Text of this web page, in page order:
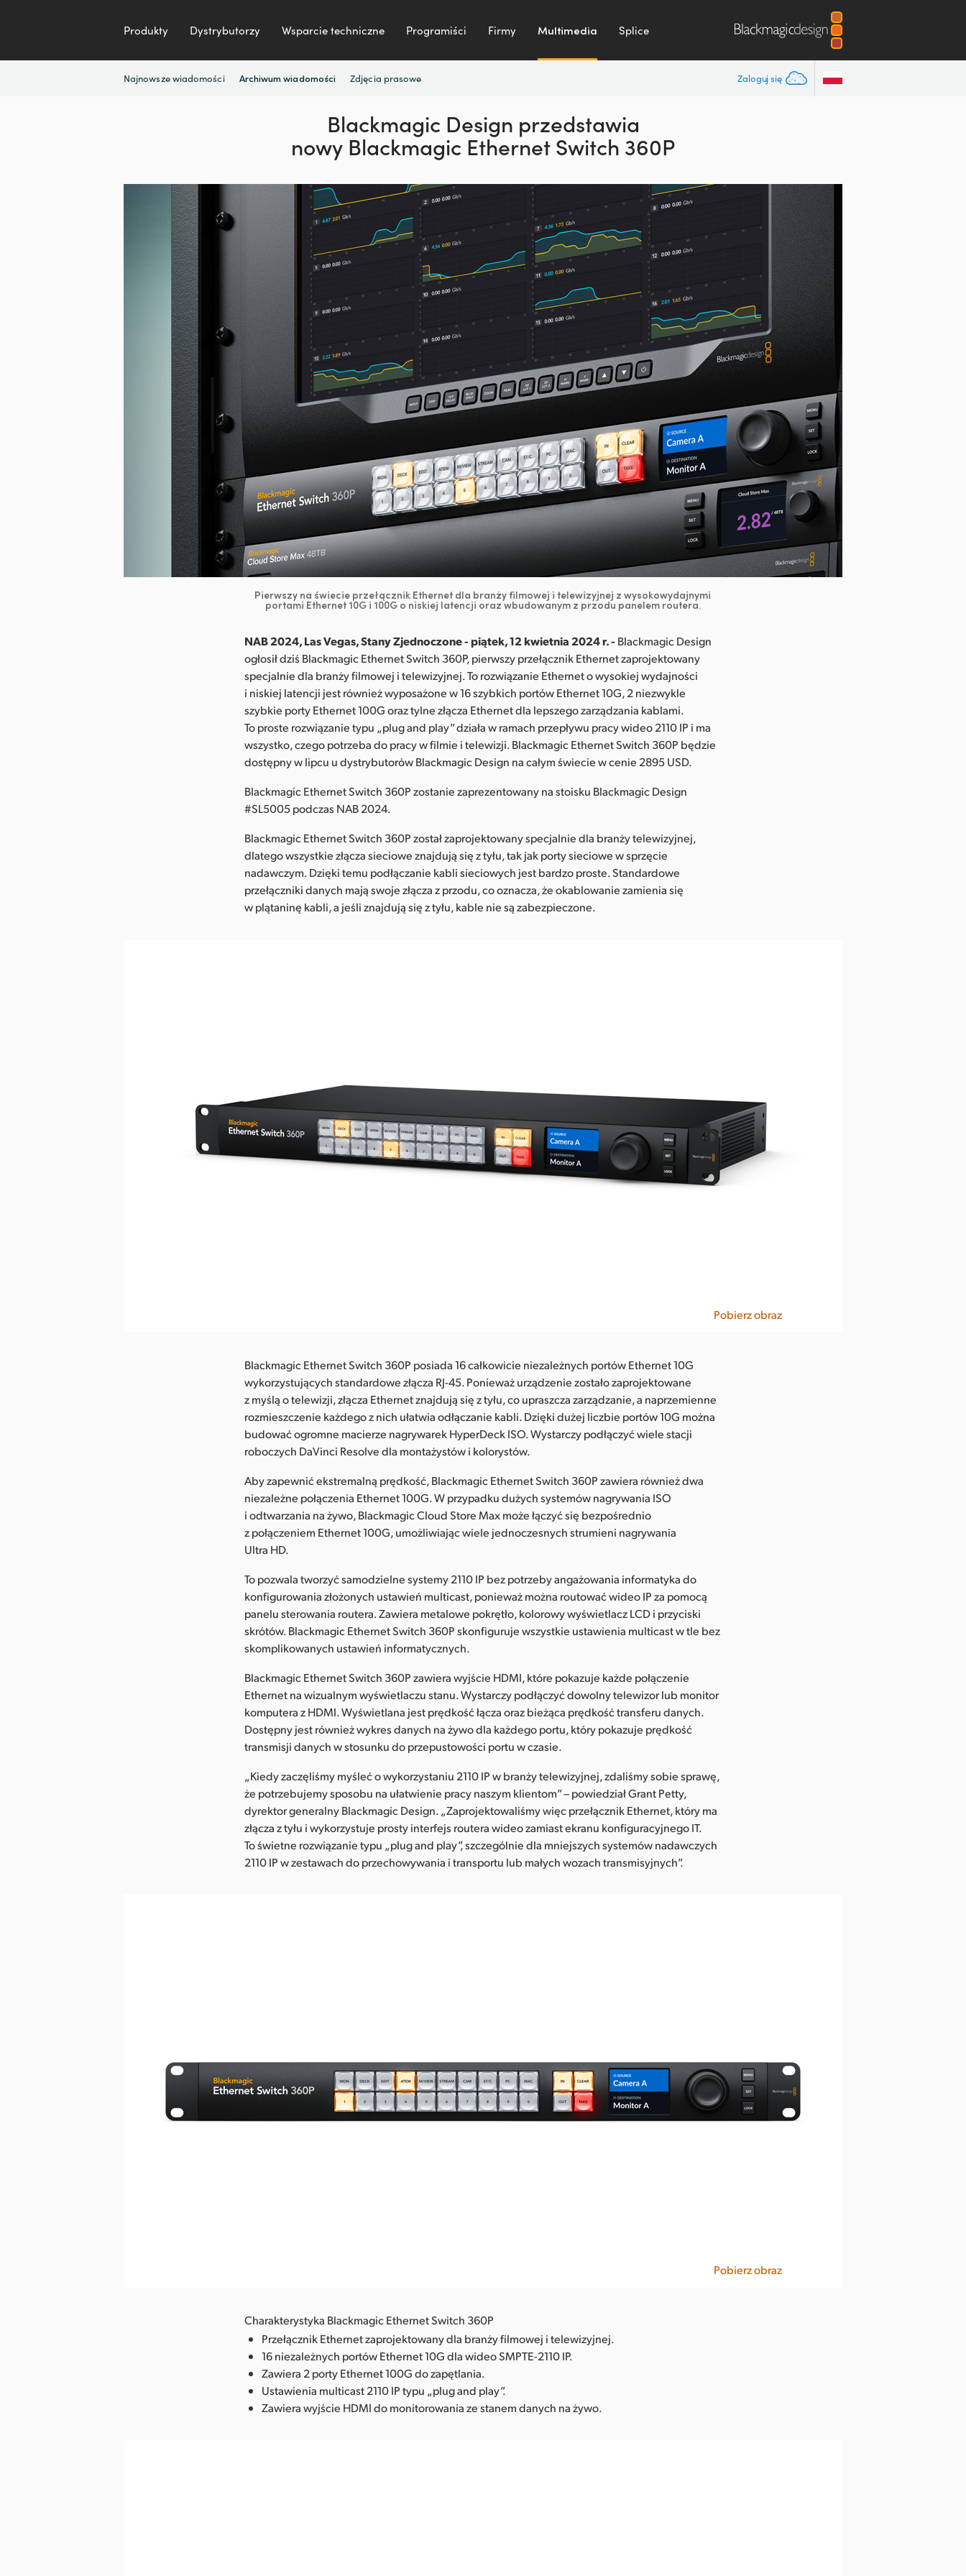
Produkty Dystrybutorzy Wsparcie techniczne Programiści Firmy Multimedia Splice
Zaloguj się
Najnowsze wiadomości Archiwum wiadomości Zdjęcia prasowe
Blackmagic Design przedstawia
nowy Blackmagic Ethernet Switch 360P
Pierwszy na świecie przełącznik Ethernet dla branży filmowej i telewizyjnej z wysokowydajnymi
portami Ethernet 10G i 100G o niskiej latencji oraz wbudowanym z przodu panelem routera.
NAB 2024, Las Vegas, Stany Zjednoczone - piątek, 12 kwietnia 2024 r. - Blackmagic Design
ogłosił dziś Blackmagic Ethernet Switch 360P, pierwszy przełącznik Ethernet zaprojektowany
specjalnie dla branży filmowej i telewizyjnej. To rozwiązanie Ethernet o wysokiej wydajności
i niskiej latencji jest również wyposażone w 16 szybkich portów Ethernet 10G, 2 niezwykle
szybkie porty Ethernet 100G oraz tylne złącza Ethernet dla lepszego zarządzania kablami.
To proste rozwiązanie typu „plug and play” działa w ramach przepływu pracy wideo 2110 IP i ma
wszystko, czego potrzeba do pracy w filmie i telewizji. Blackmagic Ethernet Switch 360P będzie
dostępny w lipcu u dystrybutorów Blackmagic Design na całym świecie w cenie 2895 USD.
Blackmagic Ethernet Switch 360P zostanie zaprezentowany na stoisku Blackmagic Design
#SL5005 podczas NAB 2024.
Blackmagic Ethernet Switch 360P został zaprojektowany specjalnie dla branży telewizyjnej,
dlatego wszystkie złącza sieciowe znajdują się z tyłu, tak jak porty sieciowe w sprzęcie
nadawczym. Dzięki temu podłączanie kabli sieciowych jest bardzo proste. Standardowe
przełączniki danych mają swoje złącza z przodu, co oznacza, że okablowanie zamienia się
w plątaninę kabli, a jeśli znajdują się z tyłu, kable nie są zabezpieczone.
Pobierz obraz
Blackmagic Ethernet Switch 360P posiada 16 całkowicie niezależnych portów Ethernet 10G
wykorzystujących standardowe złącza RJ-45. Ponieważ urządzenie zostało zaprojektowane
z myślą o telewizji, złącza Ethernet znajdują się z tyłu, co upraszcza zarządzanie, a naprzemienne
rozmieszczenie każdego z nich ułatwia odłączanie kabli. Dzięki dużej liczbie portów 10G można
budować ogromne macierze nagrywarek HyperDeck ISO. Wystarczy podłączyć wiele stacji
roboczych DaVinci Resolve dla montażystów i kolorystów.
Aby zapewnić ekstremalną prędkość, Blackmagic Ethernet Switch 360P zawiera również dwa
niezależne połączenia Ethernet 100G. W przypadku dużych systemów nagrywania ISO
i odtwarzania na żywo, Blackmagic Cloud Store Max może łączyć się bezpośrednio
z połączeniem Ethernet 100G, umożliwiając wiele jednoczesnych strumieni nagrywania
Ultra HD.
To pozwala tworzyć samodzielne systemy 2110 IP bez potrzeby angażowania informatyka do
konfigurowania złożonych ustawień multicast, ponieważ można routować wideo IP za pomocą
panelu sterowania routera. Zawiera metalowe pokrętło, kolorowy wyświetlacz LCD i przyciski
skrótów. Blackmagic Ethernet Switch 360P skonfiguruje wszystkie ustawienia multicast w tle bez
skomplikowanych ustawień informatycznych.
Blackmagic Ethernet Switch 360P zawiera wyjście HDMI, które pokazuje każde połączenie
Ethernet na wizualnym wyświetlaczu stanu. Wystarczy podłączyć dowolny telewizor lub monitor
komputera z HDMI. Wyświetlana jest prędkość łącza oraz bieżąca prędkość transferu danych.
Dostępny jest również wykres danych na żywo dla każdego portu, który pokazuje prędkość
transmisji danych w stosunku do przepustowości portu w czasie.
„Kiedy zaczęliśmy myśleć o wykorzystaniu 2110 IP w branży telewizyjnej, zdaliśmy sobie sprawę,
że potrzebujemy sposobu na ułatwienie pracy naszym klientom” – powiedział Grant Petty,
dyrektor generalny Blackmagic Design. „Zaprojektowaliśmy więc przełącznik Ethernet, który ma
złącza z tyłu i wykorzystuje prosty interfejs routera wideo zamiast ekranu konfiguracyjnego IT.
To świetne rozwiązanie typu „plug and play”, szczególnie dla mniejszych systemów nadawczych
2110 IP w zestawach do przechowywania i transportu lub małych wozach transmisyjnych”.
Pobierz obraz
Charakterystyka Blackmagic Ethernet Switch 360P
Przełącznik Ethernet zaprojektowany dla branży filmowej i telewizyjnej.
16 niezależnych portów Ethernet 10G dla wideo SMPTE-2110 IP.
Zawiera 2 porty Ethernet 100G do zapętlania.
Ustawienia multicast 2110 IP typu „plug and play”.
Zawiera wyjście HDMI do monitorowania ze stanem danych na żywo.